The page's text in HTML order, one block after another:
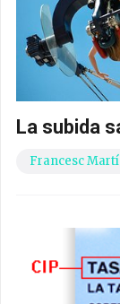
La subida
Francesc